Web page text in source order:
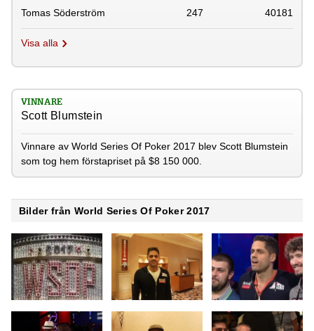
Tomas Söderström
247 40181
Visa alla
VINNARE
Scott Blumstein
Vinnare av World Series Of Poker 2017 blev Scott Blumstein
som tog hem förstapriset på $8 150 000.
Bilder från World Series Of Poker 2017